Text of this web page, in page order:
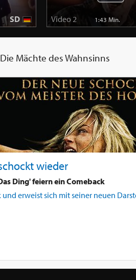
SD Video 2 1:43 Min.
Die Mächte des Wahnsinns
wieder
Ding' feiern ein Comeback
erweist sich mit seiner neuen